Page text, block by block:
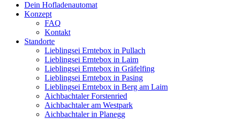
Dein Hofladenautomat
Konzept
FAQ
Kontakt
Standorte
Lieblingsei Erntebox in Pullach
Lieblingsei Erntebox in Laim
Lieblingsei Erntebox in Gräfelfing
Lieblingsei Erntebox in Pasing
Lieblingsei Erntebox in Berg am Laim
Aichbachtaler Forstenried
Aichbachtaler am Westpark
Aichbachtaler in Planegg